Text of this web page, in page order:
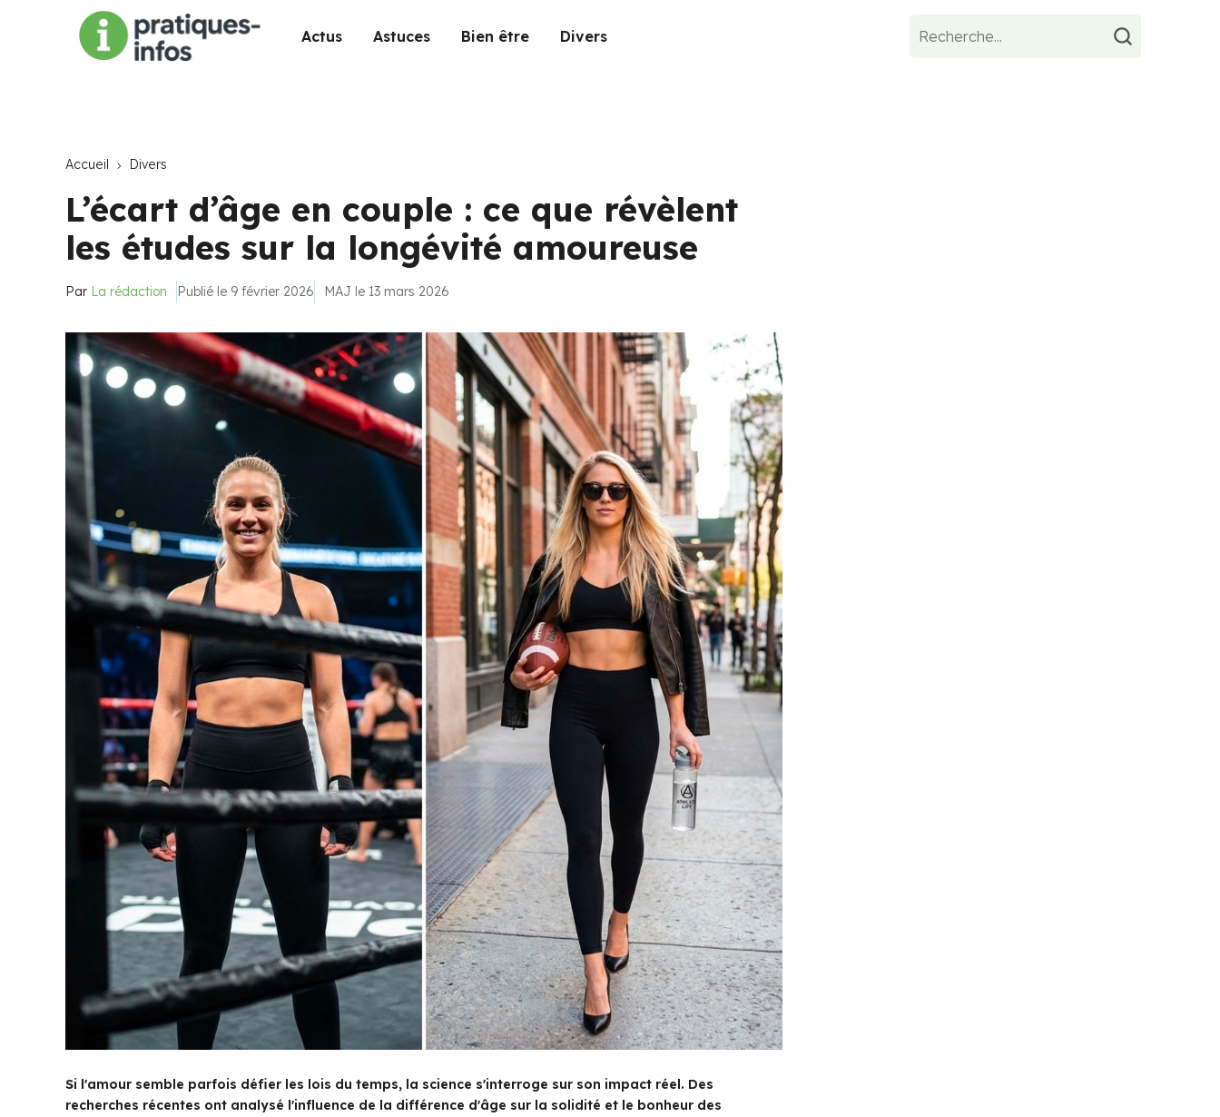
Actus Astuces Bien être Divers
Accueil Divers
L’écart d’âge en couple : ce que révèlent
les études sur la longévité amoureuse
Par La rédaction Publié le 9 février 2026 MAJ le 13 mars 2026
Si l'amour semble parfois défier les lois du temps, la science s'interroge sur son impact réel. Des
recherches récentes ont analysé l'influence de la différence d'âge sur la solidité et le bonheur des